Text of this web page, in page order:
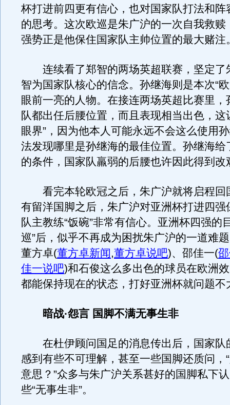
杯打进前四更有信心，也对国家队打法和阵
的思考。这次欧巡是朱广沪的一次自我救赎
强势正是他保住国家队主帅位置的最大赌注
连续看了郑智的两场英超联赛，坚定了
智为国家队核心的信念。孙继海则是本次“
眼前一亮的人物。在接连两场英超比赛里，
队都出任后腰位置，而且表现相当出色，这
眼界”，因为他本人可能永远不会这么使用
法发现哪里是孙继海的最佳位置。孙继海给
的条件，国家队羸弱的后腰也许因此得到改
看完本轮欧冠之后，朱广沪就将启程回
有留洋国脚之后，朱广沪对亚洲杯打进四强
队主教练“饭碗”非常有信心。亚洲杯四强的
巡”后，似乎不再成为困扰朱广沪的一道难
董方卓(董方卓新闻,董方卓说吧)、邵佳一(
佳一说吧)和石俊这么多出色的球员在欧洲
都能保持现在的状态，打好亚洲杯就问题不
暗战·怨言 国脚不满无事生非
在杜伊顾问国足的消息传出后，国家队
感到有些不可理解，甚至一些国脚还质问，
意思？”众多与朱广沪关系甚好的国脚私下
些“无事生非”。